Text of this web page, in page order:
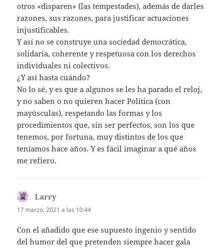
otros «disparen» (las tempestades), además de darles
razones, sus razones, para justificar actuaciones
injustificables.
Y así no se construye una sociedad democrática,
solidaria, coherente y respetuosa con los derechos
individuales ni colectivos.
¿Y así hasta cuándo?
No lo sé, y es que a algunos se les ha parado el reloj,
y no saben o no quieren hacer Política (con
mayúsculas), respetando las formas y los
procedimientos que, sin ser perfectos, son los que
tenemos, por fortuna, muy distintos de los que
teníamos hace años. Y es fácil imaginar a qué años
me refiero.
Larry
17 marzo, 2021 a las 10:44
Con el añadido que ese supuesto ingenio y sentido
del humor del que pretenden siempre hacer gala